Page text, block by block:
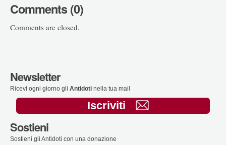
Comments (0)
Comments are closed.
Newsletter
Ricevi ogni giorno gli Antidoti nella tua mail
Iscriviti
Sostieni
Sostieni gli Antidoti con una donazione